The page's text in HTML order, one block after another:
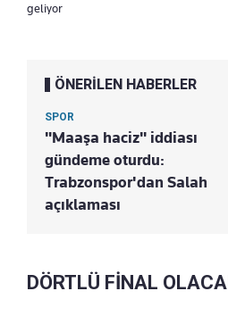
geliyor
ÖNERİLEN HABERLER
SPOR
"Maaşa haciz" iddiası
gündeme oturdu:
Trabzonspor'dan Salah
açıklaması
DÖRTLÜ FİNAL